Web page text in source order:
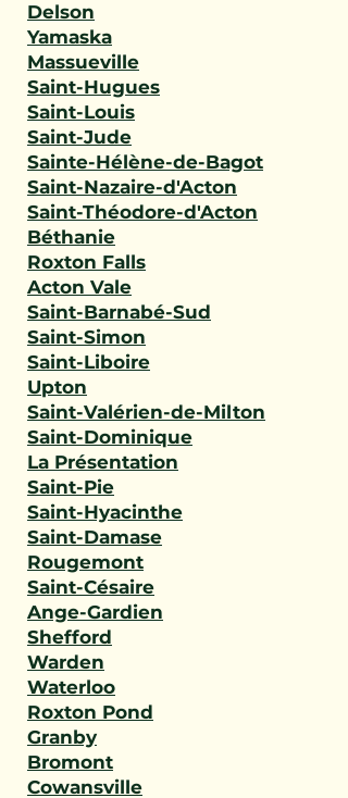
Delson
Yamaska
Massueville
Saint-Hugues
Saint-Louis
Saint-Jude
Sainte-Hélène-de-Bagot
Saint-Nazaire-d'Acton
Saint-Théodore-d'Acton
Béthanie
Roxton Falls
Acton Vale
Saint-Barnabé-Sud
Saint-Simon
Saint-Liboire
Upton
Saint-Valérien-de-Milton
Saint-Dominique
La Présentation
Saint-Pie
Saint-Hyacinthe
Saint-Damase
Rougemont
Saint-Césaire
Ange-Gardien
Shefford
Warden
Waterloo
Roxton Pond
Granby
Bromont
Cowansville